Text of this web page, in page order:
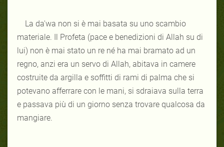
La da'wa non si è mai basata su uno scambio
materiale. Il Profeta (pace e benedizioni di Allah su di
lui) non è mai stato un re né ha mai bramato ad un
regno, anzi era un servo di Allah, abitava in camere
costruite da argilla e soffitti di rami di palma che si
potevano afferrare con le mani, si sdraiava sulla terra
e passava più di un giorno senza trovare qualcosa da
mangiare.